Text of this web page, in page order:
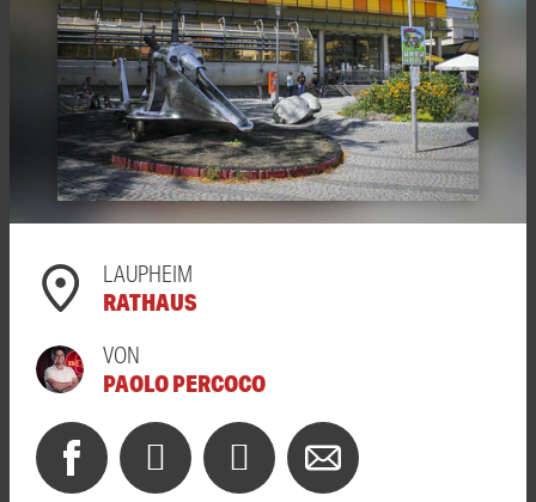
LAUPHEIM
RATHAUS
VON
PAOLO PERCOCO